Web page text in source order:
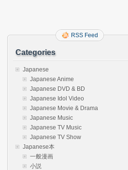
RSS Feed
Categories
Japanese
Japanese Anime
Japanese DVD & BD
Japanese Idol Video
Japanese Movie & Drama
Japanese Music
Japanese TV Music
Japanese TV Show
Japanese本
一般漫画
小説